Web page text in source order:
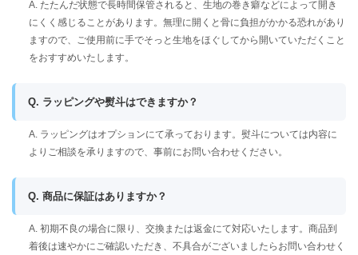
A. たたんだ状態で長時間保管されると、生地の巻き癖などによって開き
にくく感じることがあります。無理に開くと骨に負担がかかる恐れがあり
ますので、ご使用前に手でそっと生地をほぐしてから開いていただくこと
をおすすめいたします。
Q. ラッピングや熨斗はできますか？
A. ラッピングはオプションにて承っております。熨斗については内容に
よりご相談を承りますので、事前にお問い合わせください。
Q. 商品に保証はありますか？
A. 初期不良の場合に限り、交換または返金にて対応いたします。商品到
着後は速やかにご確認いただき、不具合がございましたらお問い合わせく